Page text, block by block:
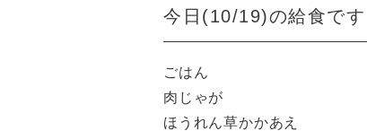
今日(10/19)の給食です
ごはん
肉じゃが
ほうれん草かかあえ